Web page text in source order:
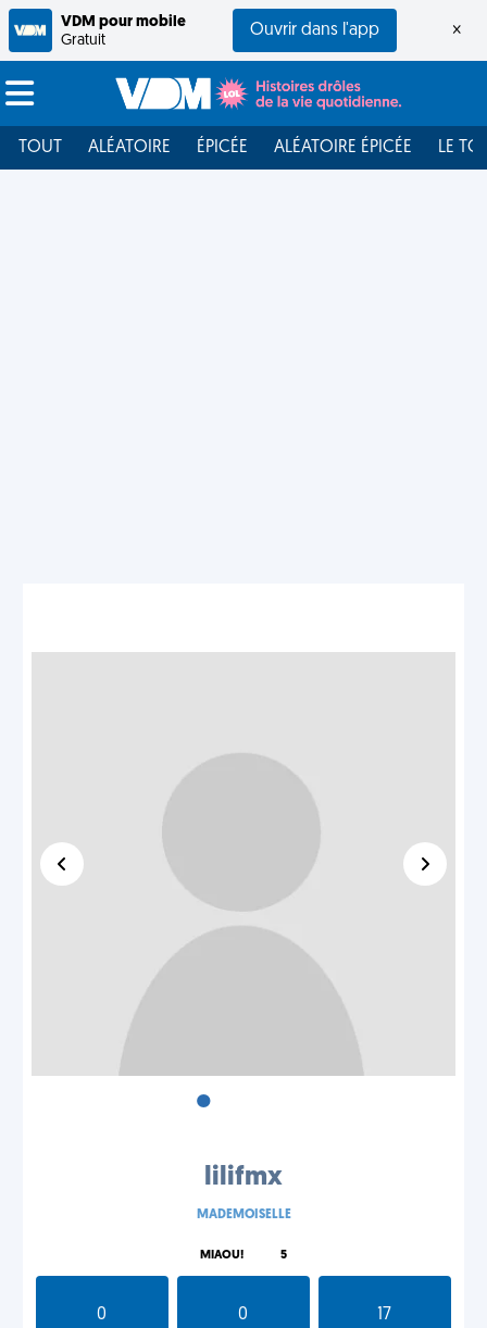
VDM pour mobile
Gratuit
Ouvrir dans l'app ×
TOUT ALÉATOIRE ÉPICÉE ALÉATOIRE ÉPICÉE LE
•
lilifmx
MADEMOISELLE
MIAOU! 5
0
0
17